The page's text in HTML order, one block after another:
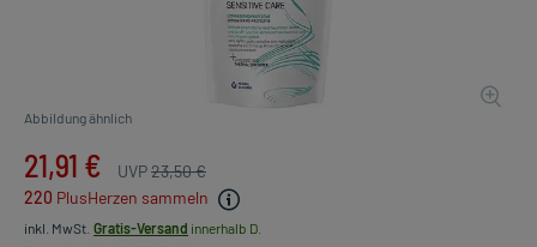
Abbildung ähnlich
21,91 € UVP23,50 €
220 PlusHerzen sammeln
inkl. MwSt. Gratis-Versand innerhalb D.